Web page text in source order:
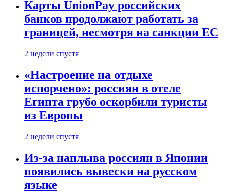
Карты UnionPay российских
банков продолжают работать за
границей, несмотря на санкции ЕС
2 недели спустя
«Настроение на отдыхе
испорчено»: россиян в отеле
Египта грубо оскорбили туристы
из Европы
2 недели спустя
Из-за наплыва россиян в Японии
появились вывески на русском
языке